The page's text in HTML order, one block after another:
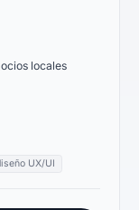
locales
UX/UI